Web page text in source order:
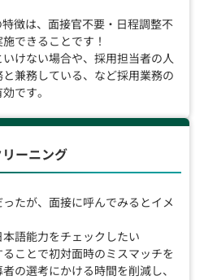
徴は、面接官不要・日程調整不
できることです！
けない場合や、採用担当者の人
兼務している、など採用業務の
です。
リーニング
たが、面接に呼んでみるとイメ
語能力をチェックしたい
ことで初対面時のミスマッチを
の選考にかける時間を削減し、